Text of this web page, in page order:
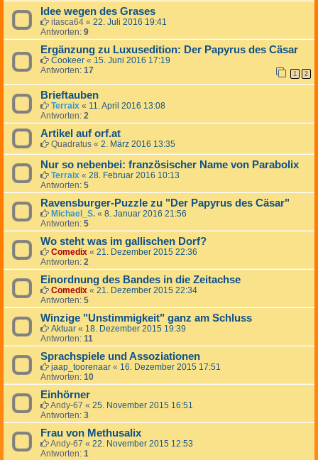
Idee wegen des Grases
itasca64 « 22. Juli 2016 19:41
Antworten: 9
Ergänzung zu Luxusedition: Der Papyrus des Cäsar
Cookeer « 15. Juni 2016 17:19
Antworten: 17 1 2
Brieftauben
Terraix « 11. April 2016 13:08
Antworten: 2
Artikel auf orf.at
Quadratus « 2. März 2016 13:35
Nur so nebenbei: französischer Name von Parabolix
Terraix « 28. Februar 2016 10:13
Antworten: 5
Ravensburger-Puzzle zu "Der Papyrus des Cäsar"
Michael_S. « 8. Januar 2016 21:56
Antworten: 5
Wo steht was im gallischen Dorf?
Comedix « 21. Dezember 2015 22:36
Antworten: 2
Einordnung des Bandes in die Zeitachse
Comedix « 21. Dezember 2015 22:34
Antworten: 5
Winzige "Unstimmigkeit" ganz am Schluss
Aktuar « 18. Dezember 2015 19:39
Antworten: 11
Sprachspiele und Assoziationen
jaap_toorenaar « 16. Dezember 2015 17:51
Antworten: 10
Einhörner
Andy-67 « 25. November 2015 16:51
Antworten: 3
Frau von Methusalix
Andy-67 « 22. November 2015 12:53
Antworten: 1